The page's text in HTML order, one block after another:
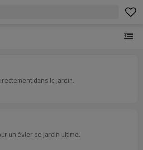
dans le jardin.
un évier de jardin ultime.